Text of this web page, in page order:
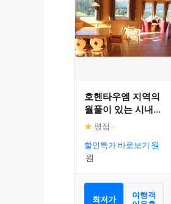
호헨타우엠 지역의
월풀이 있는 시내
중심 근처 편안한
샬레
★ 평점 –
할인특가 바로보기
최저가
여행객